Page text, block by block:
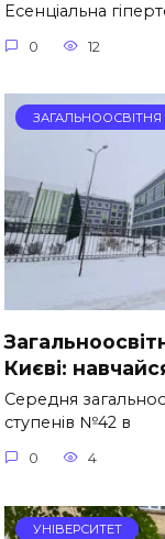
Есенціальна
0 12
Києві:
Середня
ступенів №42 в
0 4
УНІВЕРСИТЕТ